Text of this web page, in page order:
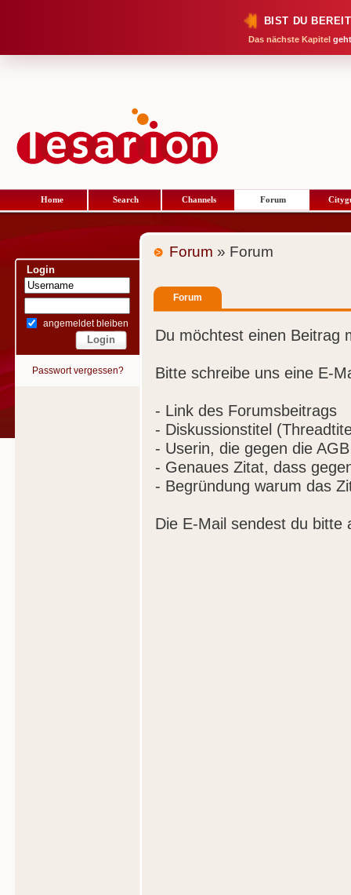
BIST DU
Das nächste Kapitel
Home Search Channels Forum
Login
angemeldet bleiben
Passwort vergessen?
Forum » Forum
Forum
Du möchtest einen Beitrag
Bitte schreibe uns eine E-
- Link des Forumsbeitrags
- Diskussionstitel
- Userin, die gegen die
- Genaues Zitat, dass
- Begründung warum das
Die E-Mail sendest du bitte